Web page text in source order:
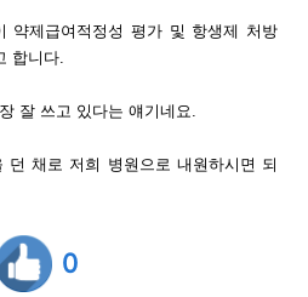
약제급여적정성 평가 및 항생제 처방
합니다.
잘 쓰고 있다는 얘기네요.
던 채로 저희 병원으로 내원하시면 되
0